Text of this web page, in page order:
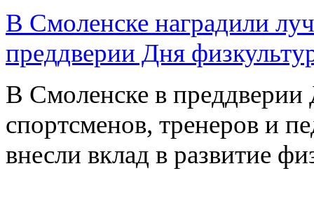
В Смоленске наградили
преддверии Дня
В Смоленске в преддверии
спортсменов, тренеров и
внесли вклад в развитие